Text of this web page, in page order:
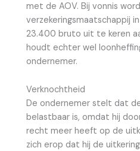
met de AOV. Bij vonnis
verzekeringsmaatschappij
23.400 bruto uit te keren
houdt echter wel
ondernemer.
Verknochtheid
De ondernemer stelt dat
belastbaar is, omdat hij
recht meer heeft op de
zich erop dat hij de